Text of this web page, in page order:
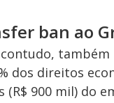
ban ao
dos direitos
(R$ 900 mil) do